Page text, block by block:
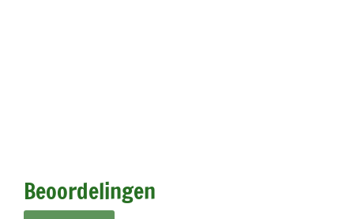
Beoordelingen